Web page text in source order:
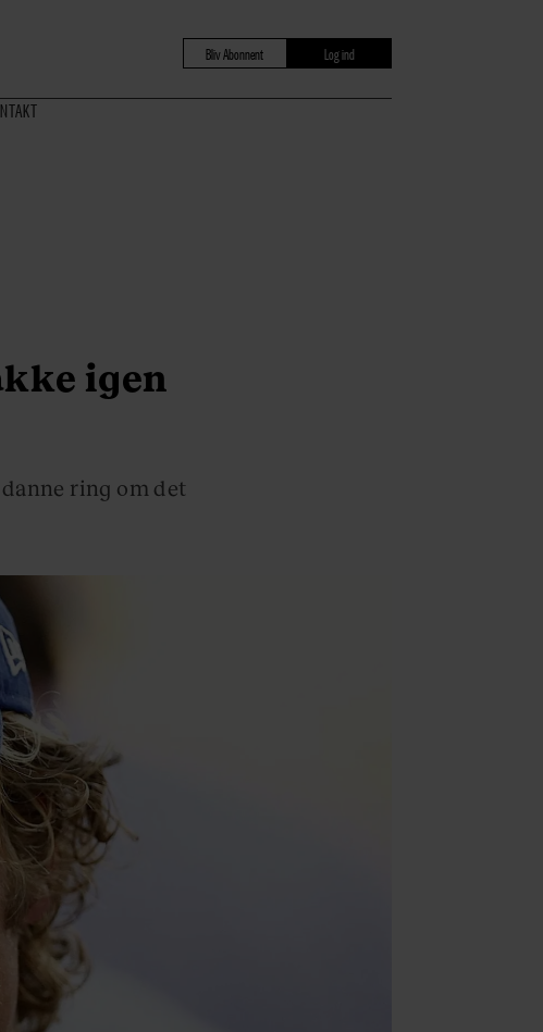
Bliv Abonnent Log ind
igen
ring om det